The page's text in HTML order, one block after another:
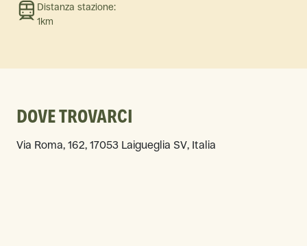
Distanza stazione:
1km
DOVE TROVARCI
Via Roma, 162, 17053 Laigueglia SV, Italia